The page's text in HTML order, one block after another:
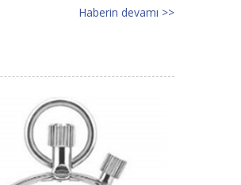
Haberin devamı >>